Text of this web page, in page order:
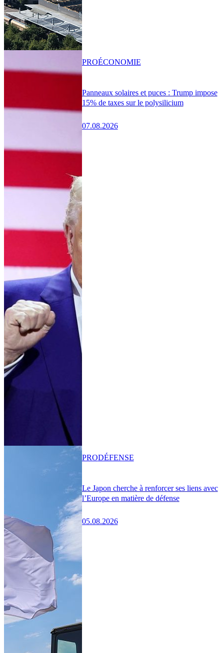
Panneaux solaires et puces : Trump impose
15% de taxes sur le polysilicium
07.08.2026
PROÉCONOMIE
Le Japon cherche à renforcer ses liens avec
l’Europe en matière de défense
05.08.2026
PRODÉFENSE